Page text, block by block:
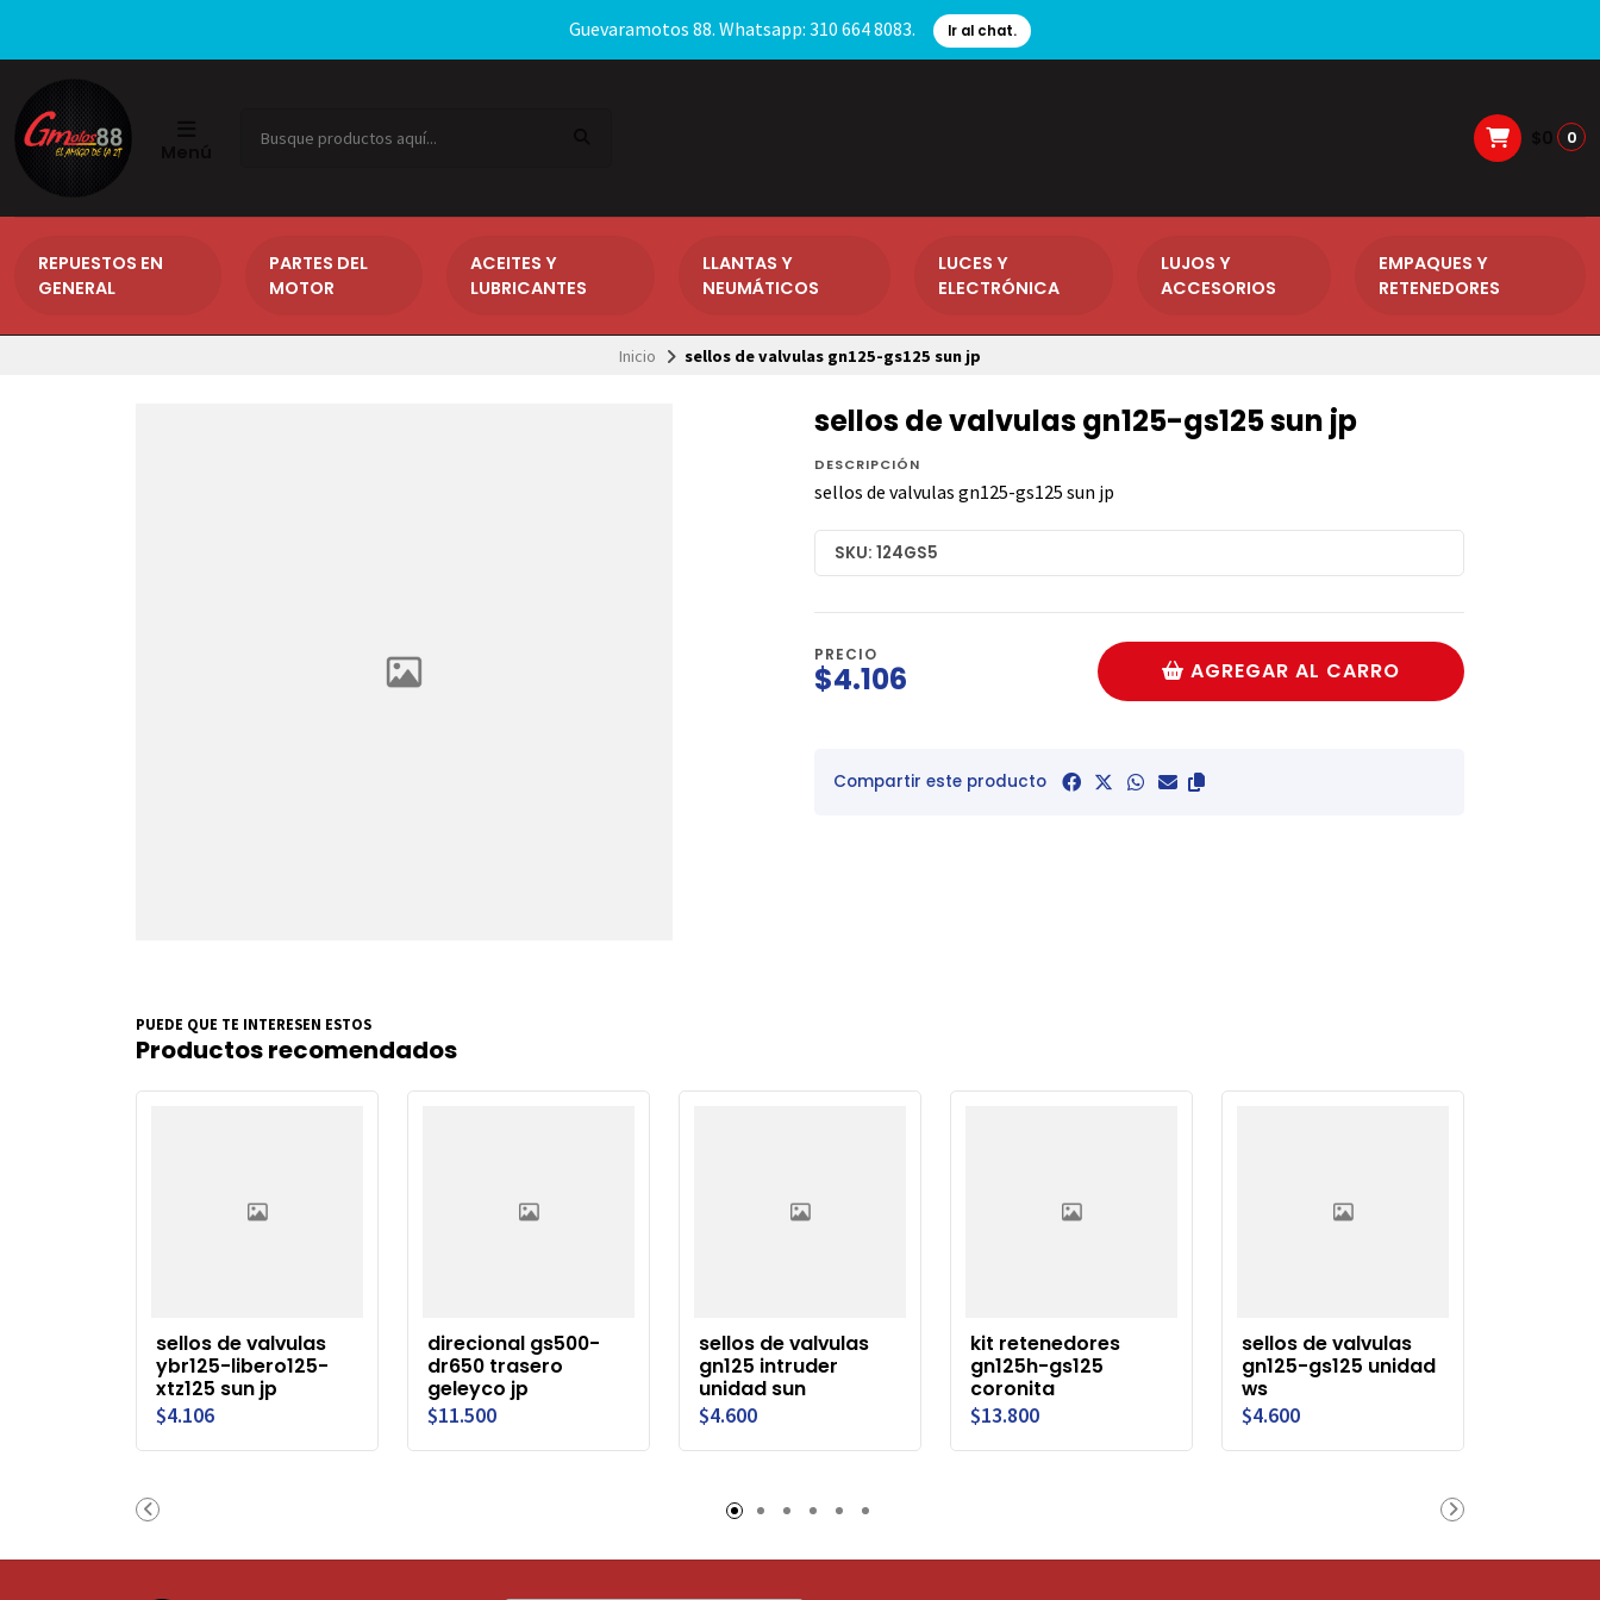
Guevaramotos 88. Whatsapp: 310 664 8083. Ir al chat.
0
REPUESTOS EN
GENERAL
PARTES DEL
MOTOR
ACEITES Y
LUBRICANTES
LLANTAS Y
NEUMÁTICOS
LUCES Y
ELECTRÓNICA
LUJOS Y
ACCESORIOS
EMPAQUES Y
RETENEDORES
Inicio sellos de valvulas gn125-gs125 sun jp
sellos de valvulas gn125-gs125 sun jp
DESCRIPCIÓN
sellos de valvulas gn125-gs125 sun jp
SKU: 124GS5
PRECIO
$4.106 AGREGAR AL CARRO
Compartir este producto
PUEDE QUE TE INTERESEN ESTOS
Productos recomendados
sellos de valvulas
ybr125-libero125-
xtz125 sun jp
$4.106
direcional gs500-
dr650 trasero
geleyco jp
$11.500
sellos de valvulas
gn125 intruder
unidad sun
$4.600
kit retenedores
gn125h-gs125
coronita
$13.800
sellos de valvulas
gn125-gs125 unidad
ws
$4.600